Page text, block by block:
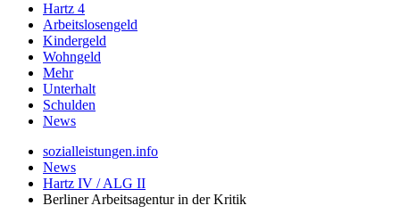
Hartz 4
Arbeitslosengeld
Kindergeld
Wohngeld
Mehr
Unterhalt
Schulden
News
sozialleistungen.info
News
Hartz IV / ALG II
Berliner Arbeitsagentur in der Kritik